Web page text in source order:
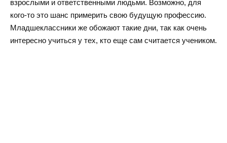
взрослыми и ответственными людьми. Возможно, для
кого-то это шанс примерить свою будущую профессию.
Младшеклассники же обожают такие дни, так как очень
интересно учиться у тех, кто еще сам считается учеником.